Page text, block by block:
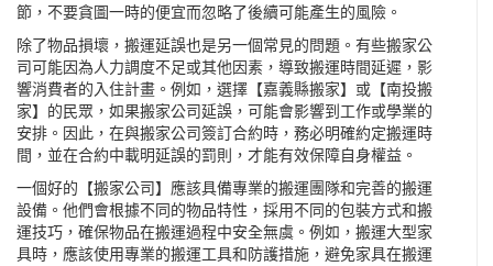
節，不要貪圖一時的便宜而忽略了後續可能產生的風險。
除了物品損壞，搬運延誤也是另一個常見的問題。有些搬家公
司可能因為人力調度不足或其他因素，導致搬運時間延遲，影
響消費者的入住計畫。例如，選擇【嘉義縣搬家】或【南投搬
家】的民眾，如果搬家公司延誤，可能會影響到工作或學業的
安排。因此，在與搬家公司簽訂合約時，務必明確約定搬運時
間，並在合約中載明延誤的罰則，才能有效保障自身權益。
一個好的【搬家公司】應該具備專業的搬運團隊和完善的搬運
設備。他們會根據不同的物品特性，採用不同的包裝方式和搬
運技巧，確保物品在搬運過程中安全無虞。例如，搬運大型家
具時，應該使用專業的搬運工具和防護措施，避免家具在搬運